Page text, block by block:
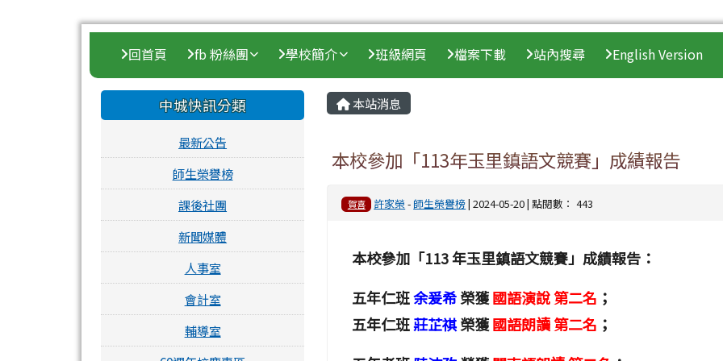
中城國小導覽列
回首頁 fb 粉絲團 學校簡介 班級網頁 檔案下載 站內搜尋 English Version
左邊區域內容
中城快訊分類
最新公告
師生榮譽榜
課後社團
新聞媒體
人事室
會計室
輔導室
主內容區域
本站消息
本校參加「113年玉里鎮語文競賽」成績報告
賀喜 許家榮 - 師生榮譽榜| 2024-05-20 | 點閱數： 443
本校參加「113 年玉里鎮語文競賽」成績報告：
五年仁班余爰希榮獲國語演說 第二名 ；
五年仁班莊芷祺榮獲國語朗讀 第二名 ；
頁尾區域